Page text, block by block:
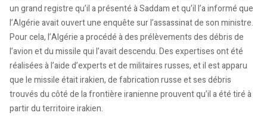
un grand registre qu’il a présenté à Saddam et qu’il l’a informé que
l’Algérie avait ouvert une enquête sur l’assassinat de son ministre.
Pour cela, l’Algérie a procédé à des prélèvements des débris de
l’avion et du missile qui l’avait descendu. Des expertises ont été
réalisées à l’aide d’experts et de militaires russes, et il est apparu
que le missile était irakien, de fabrication russe et ses débris
trouvés du côté de la frontière iranienne prouvent qu’il a été tiré à
partir du territoire irakien.